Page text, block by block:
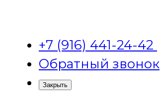
+7 (916) 441-24-42
Обратный звонок
Закрыть